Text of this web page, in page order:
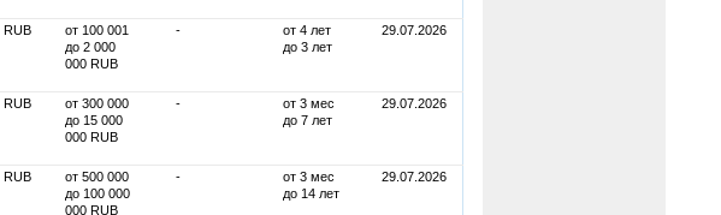
RUB
от 100 001
до 2 000
000 RUB
-
от 4 лет
до 3 лет
29.07.2026
RUB
от 300 000
до 15 000
000 RUB
-
от 3 мес
до 7 лет
29.07.2026
RUB
от 500 000
до 100 000
000 RUB
-
от 3 мес
до 14 лет
29.07.2026